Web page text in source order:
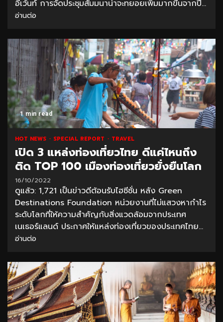
อีเว้นท์ การจัดประชุมสัมมนาน่าจะทยอยเพิ่มมากขึ้นจากปี...
อ่านต่อ
1 min read
HOT NEWS SPECIAL REPORT TRAVEL
เปิด 3 แหล่งท่องเที่ยวไทย ดีแค่ไหนถึง
ติด TOP 100 เมืองท่องเที่ยวยั่งยืนโลก
16/10/2022
ดูแล้ว: 1,721 เป็นข่าวดีต้อนรับไฮซีซั่น หลัง Green
Destinations Foundation หน่วยงานที่ไม่แสวงหากำไร
ระดับโลกที่ให้ความสำคัญกับสิ่งแวดล้อมจากประเทศ
เนเธอร์แลนด์ ประกาศให้แหล่งท่องเที่ยวของประเทศไทย...
อ่านต่อ